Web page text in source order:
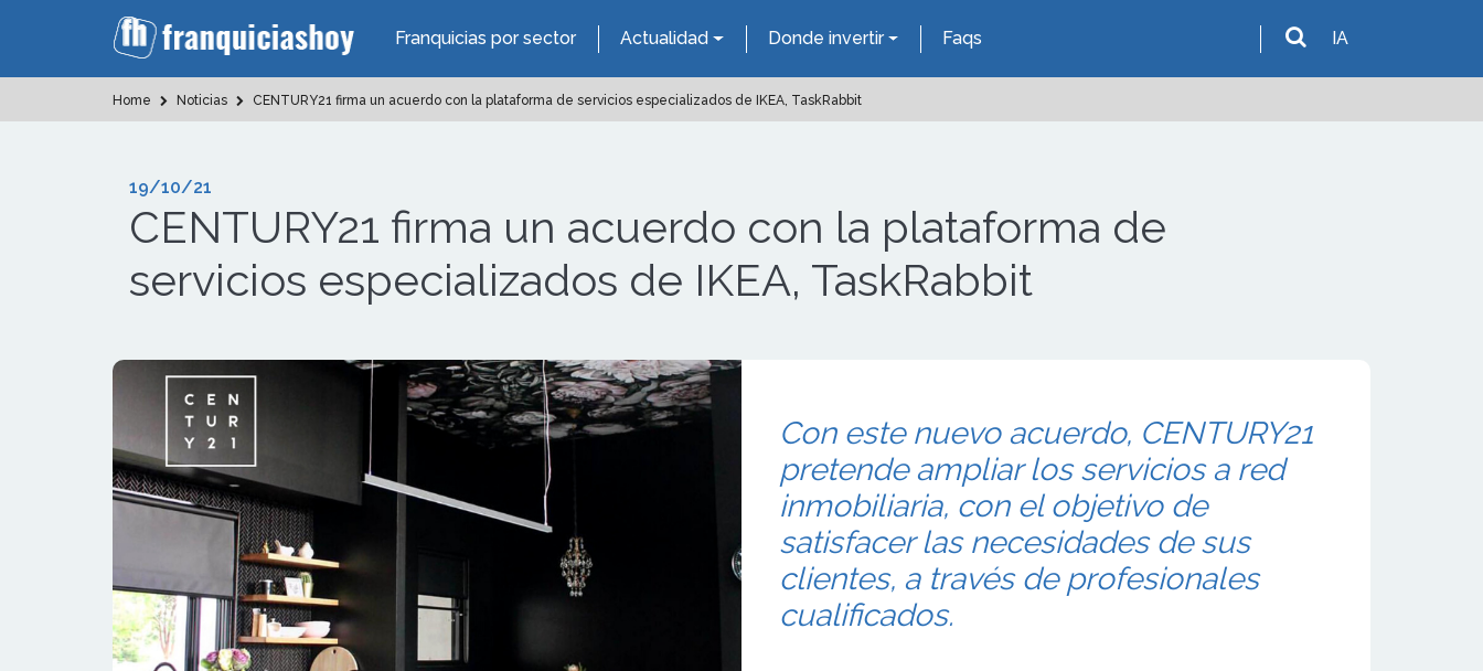
Franquicias por sector Actualidad Donde invertir Faqs IA
Home Noticias CENTURY21 firma un acuerdo con la plataforma de servicios especializados de IKEA, TaskRabbit
19/10/21
CENTURY21 firma un acuerdo con la plataforma de
servicios especializados de IKEA, TaskRabbit
Con este nuevo acuerdo, CENTURY21
pretende ampliar los servicios a red
inmobiliaria, con el objetivo de
satisfacer las necesidades de sus
clientes, a través de profesionales
cualificados.